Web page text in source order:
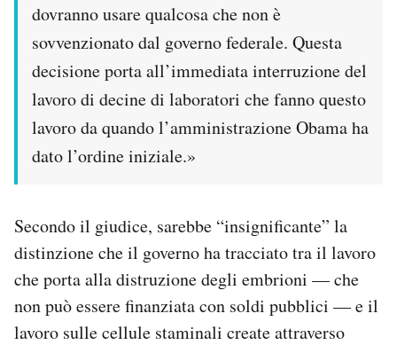
dovranno usare qualcosa che non è
sovvenzionato dal governo federale. Questa
decisione porta all’immediata interruzione del
lavoro di decine di laboratori che fanno questo
lavoro da quando l’amministrazione Obama ha
dato l’ordine iniziale.»
Secondo il giudice, sarebbe “insignificante” la
distinzione che il governo ha tracciato tra il lavoro
che porta alla distruzione degli embrioni — che
non può essere finanziata con soldi pubblici — e il
lavoro sulle cellule staminali create attraverso